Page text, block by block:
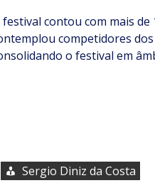
festival contou com mais de
competidores dos
o festival em
Sergio Diniz da Costa